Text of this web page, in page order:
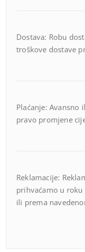
Dostava: Robu
troškove dostave
Plaćanje:
pravo promjene
Reklamacije:
prihvaćamo u
ili prema